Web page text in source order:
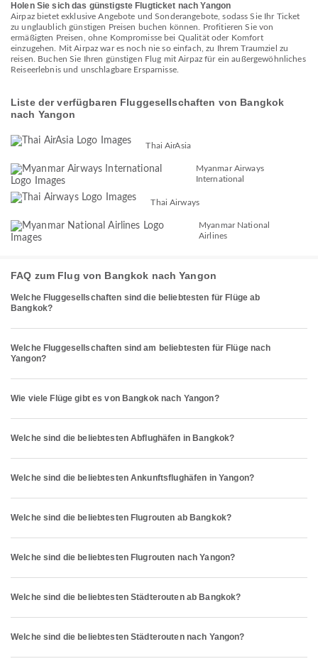
Holen Sie sich das günstigste Flugticket nach Yangon
Airpaz bietet exklusive Angebote und Sonderangebote, sodass Sie Ihr Ticket
zu unglaublich günstigen Preisen buchen können. Profitieren Sie von
ermäßigten Preisen, ohne Kompromisse bei Qualität oder Komfort
einzugehen. Mit Airpaz war es noch nie so einfach, zu Ihrem Traumziel zu
reisen. Buchen Sie Ihren günstigen Flug mit Airpaz für ein außergewöhnliches
Reiseerlebnis und unschlagbare Ersparnisse.
Liste der verfügbaren Fluggesellschaften von Bangkok
nach Yangon
Thai AirAsia
Myanmar Airways
International
Thai Airways
Myanmar National
Airlines
FAQ zum Flug von Bangkok nach Yangon
Welche Fluggesellschaften sind die beliebtesten für Flüge ab
Bangkok?
Welche Fluggesellschaften sind am beliebtesten für Flüge nach
Yangon?
Wie viele Flüge gibt es von Bangkok nach Yangon?
Welche sind die beliebtesten Abflughäfen in Bangkok?
Welche sind die beliebtesten Ankunftsflughäfen in Yangon?
Welche sind die beliebtesten Flugrouten ab Bangkok?
Welche sind die beliebtesten Flugrouten nach Yangon?
Welche sind die beliebtesten Städterouten ab Bangkok?
Welche sind die beliebtesten Städterouten nach Yangon?